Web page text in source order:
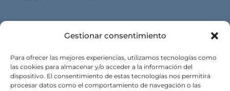
Gestionar consentimiento
Para ofrecer las mejores experiencias, utilizamos tecnologías como
las cookies para almacenar y/o acceder a la información del
dispositivo. El consentimiento de estas tecnologías nos permitirá
procesar datos como el comportamiento de navegación o las
info@oldteddys.com
Web: